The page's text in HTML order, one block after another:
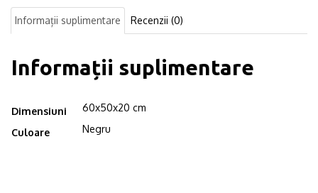
negru
Informații suplimentare Recenzii (0)
Informații suplimentare
Dimensiuni 60x50x20 cm
Culoare Negru